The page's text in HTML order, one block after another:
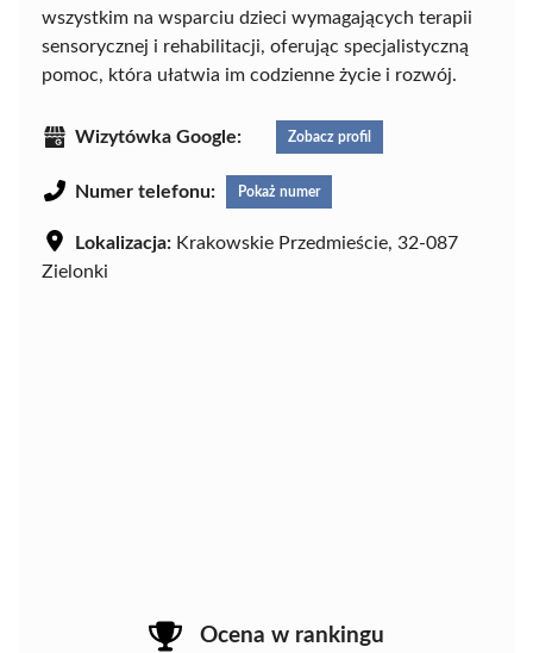
wszystkim na wsparciu dzieci wymagających terapii
sensorycznej i rehabilitacji, oferując specjalistyczną
pomoc, która ułatwia im codzienne życie i rozwój.
Wizytówka Google: Zobacz profil
Numer telefonu: Pokaż numer
Lokalizacja: Krakowskie Przedmieście, 32-087
Zielonki
Ocena w rankingu